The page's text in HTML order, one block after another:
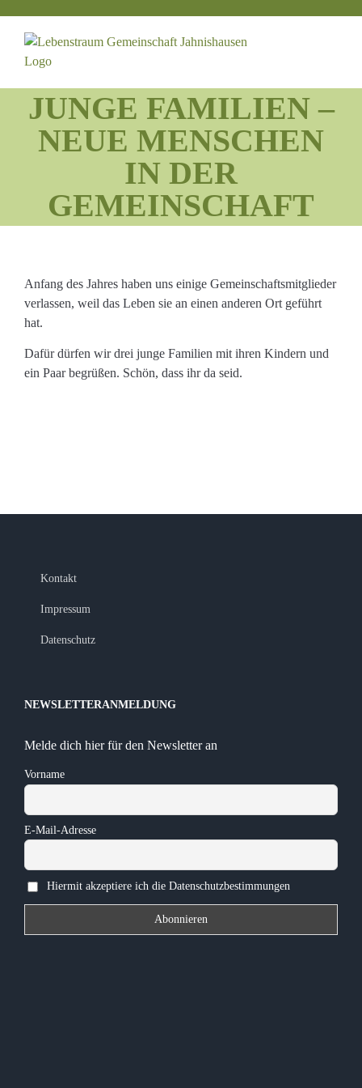
springen
JUNGE FAMILIEN –
NEUE MENSCHEN
IN DER
GEMEINSCHAFT
Anfang des Jahres haben uns einige Gemeinschaftsmitglieder
verlassen, weil das Leben sie an einen anderen Ort geführt
hat.
Dafür dürfen wir drei junge Familien mit ihren Kindern und
ein Paar begrüßen. Schön, dass ihr da seid.
Kontakt
Impressum
Datenschutz
NEWSLETTERANMELDUNG
Melde dich hier für den Newsletter an
Vorname
E-Mail-Adresse
Hiermit akzeptiere ich die Datenschutzbestimmungen